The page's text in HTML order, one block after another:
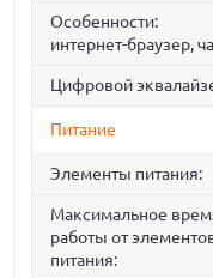
Особенности:
интернет-браузер,
Цифровой
Питание
Элементы питания:
Максимальное
работы от
питания: